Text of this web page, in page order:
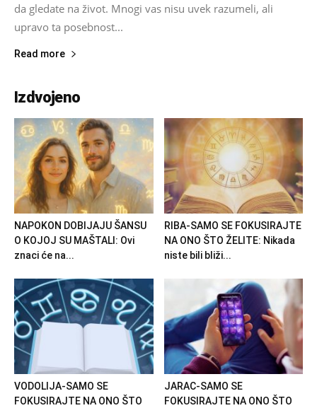
da gledate na život. Mnogi vas nisu uvek razumeli, ali
upravo ta posebnost...
Read more
Izdvojeno
NAPOKON DOBIJAJU ŠANSU
O KOJOJ SU MAŠTALI: Ovi
znaci će na...
RIBA-SAMO SE FOKUSIRAJTE
NA ONO ŠTO ŽELITE: Nikada
niste bili bliži...
VODOLIJA-SAMO SE
FOKUSIRAJTE NA ONO ŠTO
JARAC-SAMO SE
FOKUSIRAJTE NA ONO ŠTO